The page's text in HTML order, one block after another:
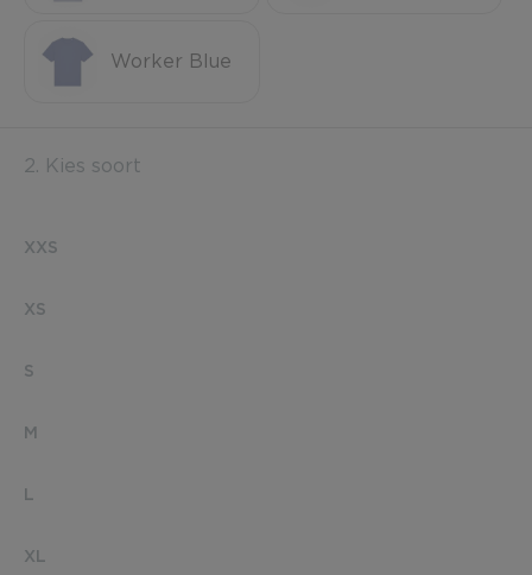
Worker Blue
2. Kies soort
XXS
XS
S
M
L
XL